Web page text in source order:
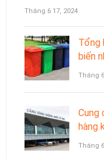
Tháng 6 17, 2024
Tổng
biến
Tháng
Cung
hàng
Tháng